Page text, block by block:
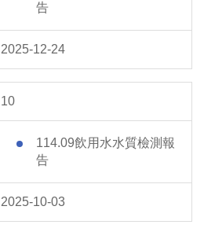
告
2025-12-24
10
114.09飲用水水質檢測報
告
2025-10-03